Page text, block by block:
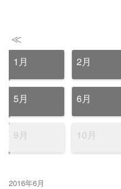
≪
1月 2月
5月 6月
9月 10月
2016年6月